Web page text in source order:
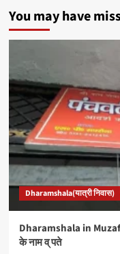
You may have
Dharamshala(यात्री निवास)
Dharamshala in
के नाम व् पते